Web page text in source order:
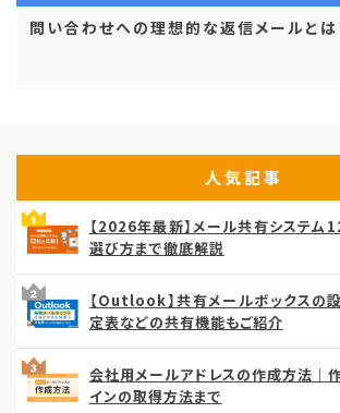
問い合わせへの理想的な返信メールとは
人気記事
【2026年最新】メール共有システム
選び方まで徹底解説
【Outlook】共有メールボックスの
定表などの共有機能もご紹介
会社用メールアドレスの作成方法｜
インの取得方法まで